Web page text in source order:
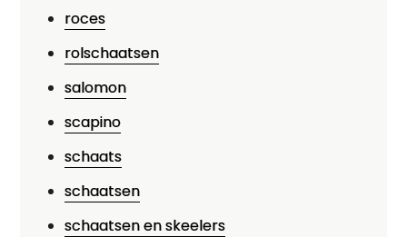
roces
rolschaatsen
salomon
scapino
schaats
schaatsen
schaatsen en skeelers